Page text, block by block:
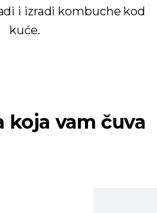
i izradi kombuche kod
kuće.
koja vam čuva